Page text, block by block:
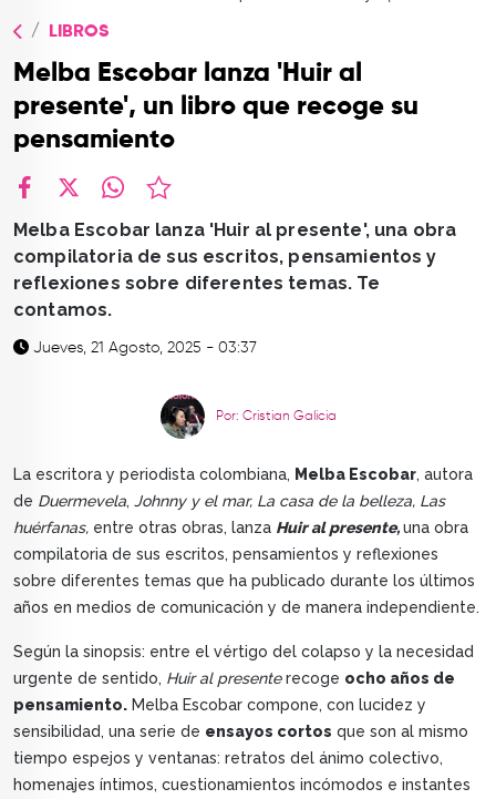
CONTACTO
LIBROS
Melba Escobar lanza 'Huir al
presente', un libro que recoge su
pensamiento
Melba Escobar lanza 'Huir al presente', una obra
compilatoria de sus escritos, pensamientos y
reflexiones sobre diferentes temas. Te
contamos.
Jueves, 21 Agosto, 2025 - 03:37
Por: Cristian Galicia
La escritora y periodista colombiana, Melba Escobar, autora
de Duermevela, Johnny y el mar, La casa de la belleza, Las
huérfanas, entre otras obras, lanza Huir al presente,una obra
compilatoria de sus escritos, pensamientos y reflexiones
sobre diferentes temas que ha publicado durante los últimos
años en medios de comunicación y de manera independiente.
Según la sinopsis: entre el vértigo del colapso y la necesidad
urgente de sentido, Huir al presenterecoge ocho años de
pensamiento. Melba Escobar compone, con lucidez y
sensibilidad, una serie de ensayos cortos que son al mismo
tiempo espejos y ventanas: retratos del ánimo colectivo,
homenajes íntimos, cuestionamientos incómodos e instantes